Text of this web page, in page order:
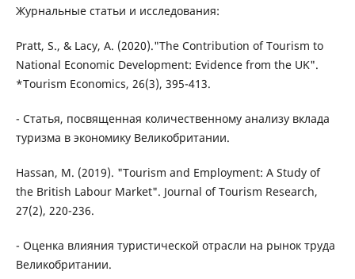
Журнальные статьи и исследования:
Pratt, S., & Lacy, A. (2020)."The Contribution of Tourism to
National Economic Development: Evidence from the UK".
*Tourism Economics, 26(3), 395-413.
- Статья, посвященная количественному анализу вклада
туризма в экономику Великобритании.
Hassan, M. (2019). "Tourism and Employment: A Study of
the British Labour Market". Journal of Tourism Research,
27(2), 220-236.
- Оценка влияния туристической отрасли на рынок труда
Великобритании.